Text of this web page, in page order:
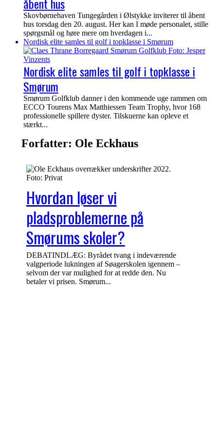
åbent hus
Skovbørnehaven Tungegården i Ølstykke inviterer til åbent
hus torsdag den 20. august. Her kan I møde personalet, stille
spørgsmål og høre mere om hverdagen i...
Nordisk elite samles til golf i topklasse i Smørum
Nordisk elite samles til golf i topklasse i
Smørum
Smørum Golfklub danner i den kommende uge rammen om
ECCO Tourens Max Matthiessen Team Trophy, hvor 168
professionelle spillere dyster. Tilskuerne kan opleve et
stærkt...
Forfatter: Ole Eckhaus
Hvordan løser vi
pladsproblemerne på
Smørums skoler?
DEBATINDLÆG: Byrådet tvang i indeværende
valgperiode lukningen af Søagerskolen igennem –
selvom der var mulighed for at redde den. Nu
betaler vi prisen. Smørum...